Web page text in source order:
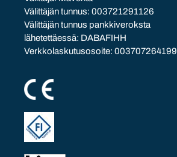
Välittäjän tunnus: 003721291126
Välittäjän tunnus pankkiveroksta
lähetettäessä: DABAFIHH
Verkkolaskutusosoite: 003707264199